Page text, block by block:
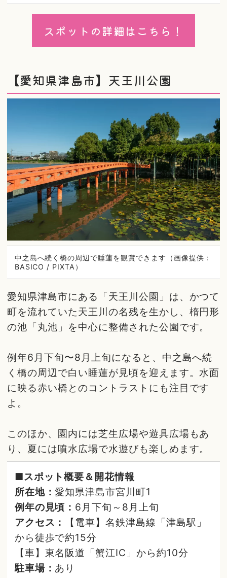
スポットの詳細はこちら！
【愛知県津島市】天王川公園
中之島へ続く橋の周辺で睡蓮を観賞できます（画像提供：
BASICO / PIXTA）
愛知県津島市にある「天王川公園」は、かつて
町を流れていた天王川の名残を生かし、楕円形
の池「丸池」を中心に整備された公園です。
例年6月下旬〜8月上旬になると、中之島へ続
く橋の周辺で白い睡蓮が見頃を迎えます。水面
に映る赤い橋とのコントラストにも注目です
よ。
このほか、園内には芝生広場や遊具広場もあ
り、夏には噴水広場で水遊びも楽しめます。
■スポット概要＆開花情報
所在地：愛知県津島市宮川町1
例年の見頃： 6月下旬～8月上旬
アクセス：
【電車】名鉄津島線「津島駅」
から徒歩で約15分
【車】東名阪道「蟹江IC」から約10分
駐車場： あり